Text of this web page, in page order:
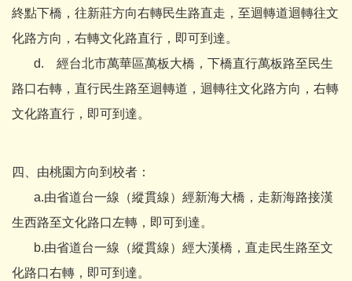
終點下橋，往新莊方向右轉民生路直走，至迴轉道迴轉往文
化路方向，右轉文化路直行，即可到達。
d. 經台北市萬華區萬板大橋，下橋直行萬板路至民生
路口右轉，直行民生路至迴轉道，迴轉往文化路方向，右轉
文化路直行，即可到達。
四、由桃園方向到校者：
a.由省道台一線（縱貫線）經新海大橋，走新海路接漢
生西路至文化路口左轉，即可到達。
b.由省道台一線（縱貫線）經大漢橋，直走民生路至文
化路口右轉，即可到達。